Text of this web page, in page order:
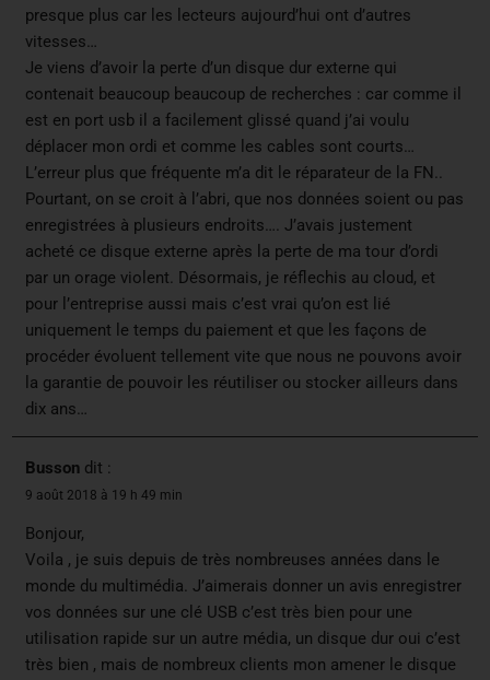
presque plus car les lecteurs aujourd’hui ont d’autres
vitesses…
Je viens d’avoir la perte d’un disque dur externe qui
contenait beaucoup beaucoup de recherches : car comme il
est en port usb il a facilement glissé quand j’ai voulu
déplacer mon ordi et comme les cables sont courts…
L’erreur plus que fréquente m’a dit le réparateur de la FN..
Pourtant, on se croit à l’abri, que nos données soient ou pas
enregistrées à plusieurs endroits…. J’avais justement
acheté ce disque externe après la perte de ma tour d’ordi
par un orage violent. Désormais, je réflechis au cloud, et
pour l’entreprise aussi mais c’est vrai qu’on est lié
uniquement le temps du paiement et que les façons de
procéder évoluent tellement vite que nous ne pouvons avoir
la garantie de pouvoir les réutiliser ou stocker ailleurs dans
dix ans…
Busson dit :
9 août 2018 à 19 h 49 min
Bonjour,
Voila , je suis depuis de très nombreuses années dans le
monde du multimédia. J’aimerais donner un avis enregistrer
vos données sur une clé USB c’est très bien pour une
utilisation rapide sur un autre média, un disque dur oui c’est
très bien , mais de nombreux clients mon amener le disque